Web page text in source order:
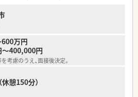
≫
院を中心とした門前薬局への出店割合 約
数に対する出店割合 約50%
4:7（女性が多め）
の社員定着率 97％
績 90%以上
の在籍店舗割合 86%
万円
400,000円
考慮のうえ、面接後決定。
休憩150分）